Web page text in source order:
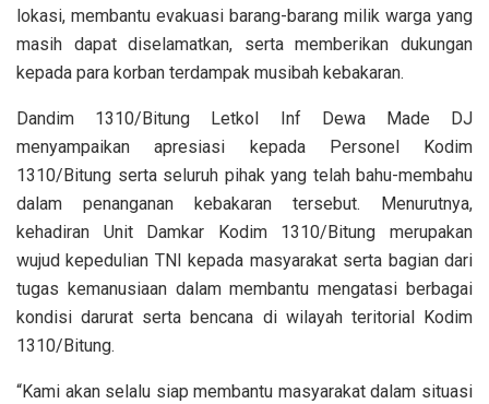
lokasi, membantu evakuasi barang-barang milik warga yang
masih dapat diselamatkan, serta memberikan dukungan
kepada para korban terdampak musibah kebakaran.
Dandim 1310/Bitung Letkol Inf Dewa Made DJ
menyampaikan apresiasi kepada Personel Kodim
1310/Bitung serta seluruh pihak yang telah bahu-membahu
dalam penanganan kebakaran tersebut. Menurutnya,
kehadiran Unit Damkar Kodim 1310/Bitung merupakan
wujud kepedulian TNI kepada masyarakat serta bagian dari
tugas kemanusiaan dalam membantu mengatasi berbagai
kondisi darurat serta bencana di wilayah teritorial Kodim
1310/Bitung.
“Kami akan selalu siap membantu masyarakat dalam situasi